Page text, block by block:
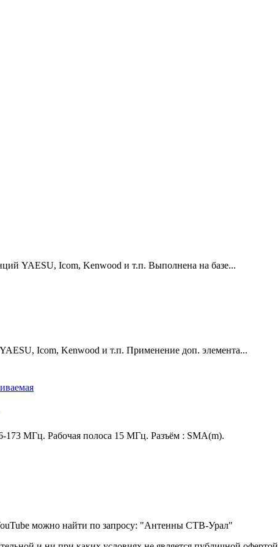
YAESU, Icom, Kenwood и т.п. Выполнена на базе...
Icom, Kenwood и т.п. Применение доп. элемента...
173 МГц. Рабочая полоса 15 МГц. Разъём : SMA(m).
можно найти по запросу: "Антенны СТВ-Урал"